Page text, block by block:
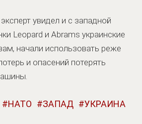
увидел и с западной
Leopard и Abrams украинские
начали использовать реже
и опасений потерять
НАТО ЗАПАД УКРАИНА